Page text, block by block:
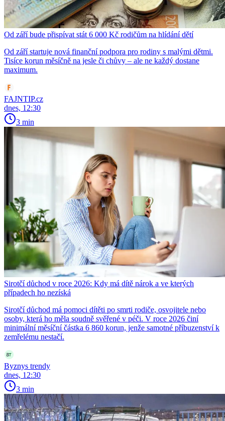
Od září bude přispívat stát 6 000 Kč rodičům na hlídání dětí
Od září startuje nová finanční podpora pro rodiny s malými dětmi.
Tisíce korun měsíčně na jesle či chůvy – ale ne každý dostane
maximum.
FAJNTIP.cz
dnes, 12:30
3 min
Sirotčí důchod v roce 2026: Kdy má dítě nárok a ve kterých
případech ho nezíská
Sirotčí důchod má pomoci dítěti po smrti rodiče, osvojitele nebo
osoby, která ho měla soudně svěřené v péči. V roce 2026 činí
minimální měsíční částka 6 860 korun, jenže samotné příbuzenství k
zemřelému nestačí.
Byznys trendy
dnes, 12:30
3 min